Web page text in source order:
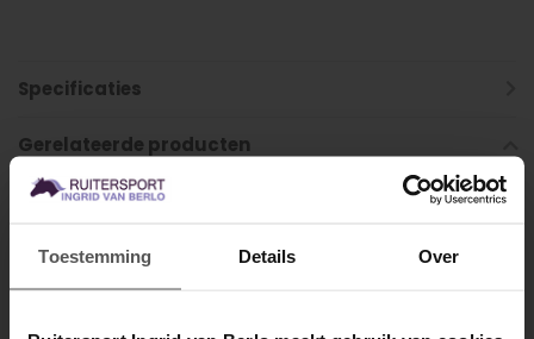
Toestemming Details Over
Specificaties
Gerelateerde producten